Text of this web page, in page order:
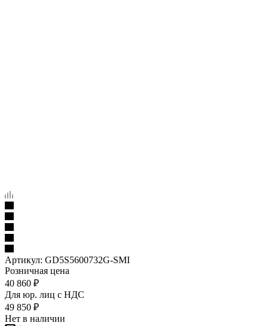
Артикул: GD5S5600732G-SMI
Розничная цена
40 860 ₽
Для юр. лиц c НДС
49 850 ₽
Нет в наличии